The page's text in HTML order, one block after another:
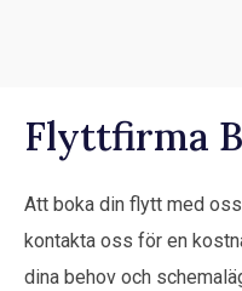
Flyttfirma
Att boka din flytt med
kontakta oss för en
dina behov och